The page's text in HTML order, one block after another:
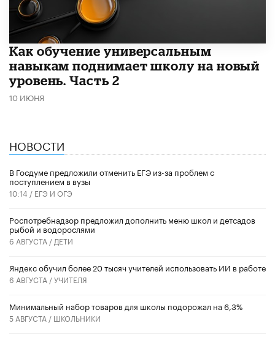
​Как обучение универсальным
навыкам поднимает школу на новый
уровень. Часть 2
10 ИЮНЯ
НОВОСТИ
В Госдуме предложили отменить ЕГЭ из-за проблем с
поступлением в вузы
10:14 / ЕГЭ И ОГЭ
Роспотребнадзор предложил дополнить меню школ и детсадов
рыбой и водорослями
6 АВГУСТА / ДЕТИ
​Яндекс обучил более 20 тысяч учителей использовать ИИ в работе
6 АВГУСТА /УЧИТЕЛЯ
Минимальный набор товаров для школы подорожал на 6,3%
5 АВГУСТА / ШКОЛЬНИКИ